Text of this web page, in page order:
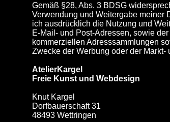
Gemäß §28, Abs. 3 BDSG
Verwendung und Weitergabe meiner
ich ausdrücklich die Nutzung und
E-Mail- und Post-Adressen, sowie
kommerziellen Adresssammlungen
Zwecke der Werbung oder der Markt-
AtelierKargel
Freie Kunst und Webdesign
Knut Kargel
Dorfbauerschaft 31
48493 Wettringen